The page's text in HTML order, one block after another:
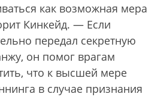
как возможная мера
Кинкейд. — Если
передал секретную
он помог врагам
что к высшей мере
в случае признания